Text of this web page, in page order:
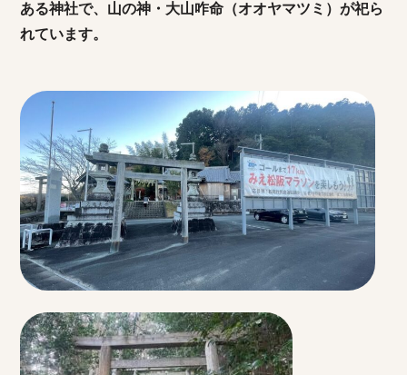
ある神社で、山の神・大山咋命（オオヤマツミ）が祀ら
れています。